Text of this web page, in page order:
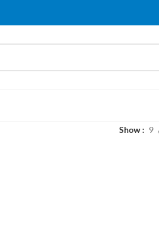
Show 9